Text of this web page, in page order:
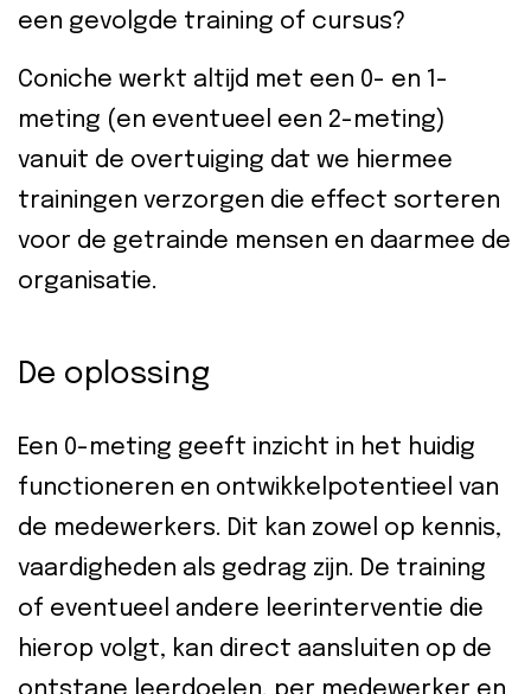
een gevolgde training of cursus?
Coniche werkt altijd met een 0- en 1-
meting (en eventueel een 2-meting)
vanuit de overtuiging dat we hiermee
trainingen verzorgen die effect sorteren
voor de getrainde mensen en daarmee de
organisatie.
De oplossing
Een 0-meting geeft inzicht in het huidig
functioneren en ontwikkelpotentieel van
de medewerkers. Dit kan zowel op kennis,
vaardigheden als gedrag zijn. De training
of eventueel andere leerinterventie die
hierop volgt, kan direct aansluiten op de